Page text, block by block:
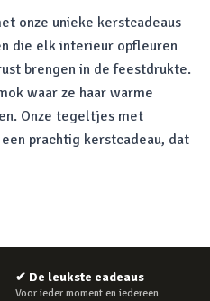
onze unieke kerstcadeaus
die elk interieur opfleuren
brengen in de feestdrukte.
waar ze haar warme
Onze tegeltjes met
prachtig kerstcadeau, dat
✔ De leukste cadeaus
Voor ieder moment en iedereen